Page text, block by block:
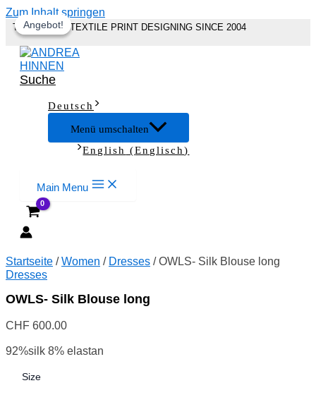
Zum Inhalt springen
THE ART OF TEXTILE PRINT DESIGNING SINCE 2004
Suche
Deutsch
Menü umschalten
English (Englisch)
Main Menu
Startseite /Women / Dresses / OWLS- Silk Blouse long
Dresses
OWLS- Silk Blouse long
CHF 600.00
92%silk 8% elastan
Size
Angebot!
Angebot!